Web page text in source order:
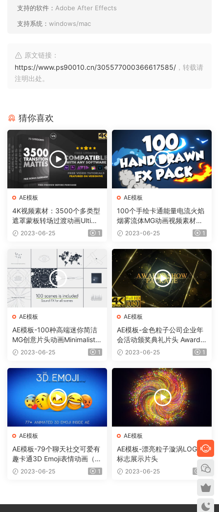
支持的软件： Adobe After Effects
支持系统： windows/mac
原文链接：
https://www.ps90010.cn/305577000366617585/ ，转载请
注明出处。
猜你喜欢
AE模板
4K视频素材：3500个多类型
遮罩蒙板转场过渡动画Ultima
te Transition Mattes Pack v
2023-06-25 1
AE模板
100个手绘卡通能量电流火焰
烟雾流体MG动画视频素材
（含AE模板工程）有透明通
2023-06-25 1
AE模板
AE模板-100种高端迷你简洁
MG创意片头动画Minimalistic
Presentation Pack
2023-06-25 1
AE模板
AE模板-金色粒子公司企业年
会活动颁奖典礼片头 Awards
Show Pack
2023-06-25 1
AE模板
AE模板-79个聊天社交可爱有
趣卡通3D Emoji表情动画（需
要Element 3D插件）
2023-06-25 1
AE模板
AE模板-漂亮粒子漩涡LOGO
标志展示片头
2023-06-25 1